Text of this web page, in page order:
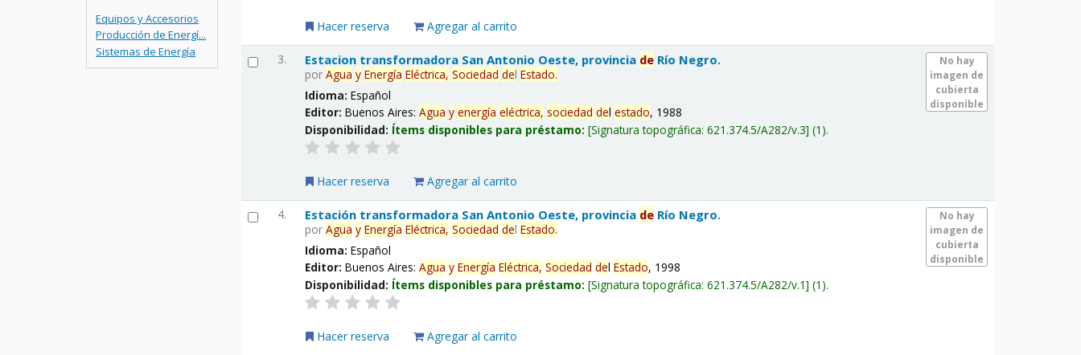
Equipos y Accesorios
Producción de Energí...
Sistemas de Energía
Hacer reserva Agregar al carrito
3.
No hay
imagen de
cubierta
disponible
Estacion transformadora San Antonio Oeste, provincia de Río Negro.
porAgua y Energía Eléctrica, Sociedad delEstado.
Idioma:Español
Editor:Buenos Aires:Agua y energía eléctrica, sociedad delestado, 1988
Disponibilidad: Ítems disponibles para préstamo: Signatura topográfica:621.374.5/A282/v.3 (1).
Hacer reserva Agregar al carrito
4.
No hay
imagen de
cubierta
disponible
Estación transformadora San Antonio Oeste, provincia de Río Negro.
porAgua y Energía Eléctrica, Sociedad delEstado.
Idioma:Español
Editor:Buenos Aires:Agua y Energía Eléctrica, Sociedad delEstado, 1998
Disponibilidad: Ítems disponibles para préstamo: Signatura topográfica:621.374.5/A282/v.1 (1).
Hacer reserva Agregar al carrito